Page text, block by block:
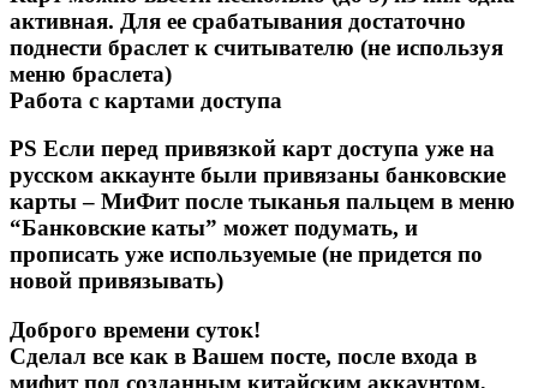
активная. Для ее срабатывания достаточно
поднести браслет к считывателю (не используя
меню браслета)
Работа с картами доступа
PS Если перед привязкой карт доступа уже на
русском аккаунте были привязаны банковские
карты – МиФит после тыканья пальцем в меню
“Банковские каты” может подумать, и
прописать уже используемые (не придется по
новой привязывать)
Доброго времени суток!
Сделал все как в Вашем посте, после входа в
мифит под созданным китайским аккаунтом,